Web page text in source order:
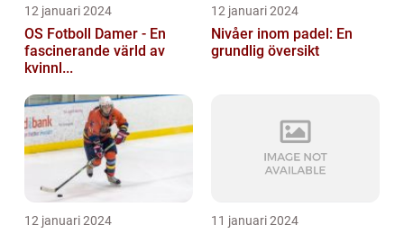
12 januari 2024
OS Fotboll Damer - En
fascinerande värld av
kvinnl...
12 januari 2024
Nivåer inom padel: En
grundlig översikt
12 januari 2024 11 januari 2024